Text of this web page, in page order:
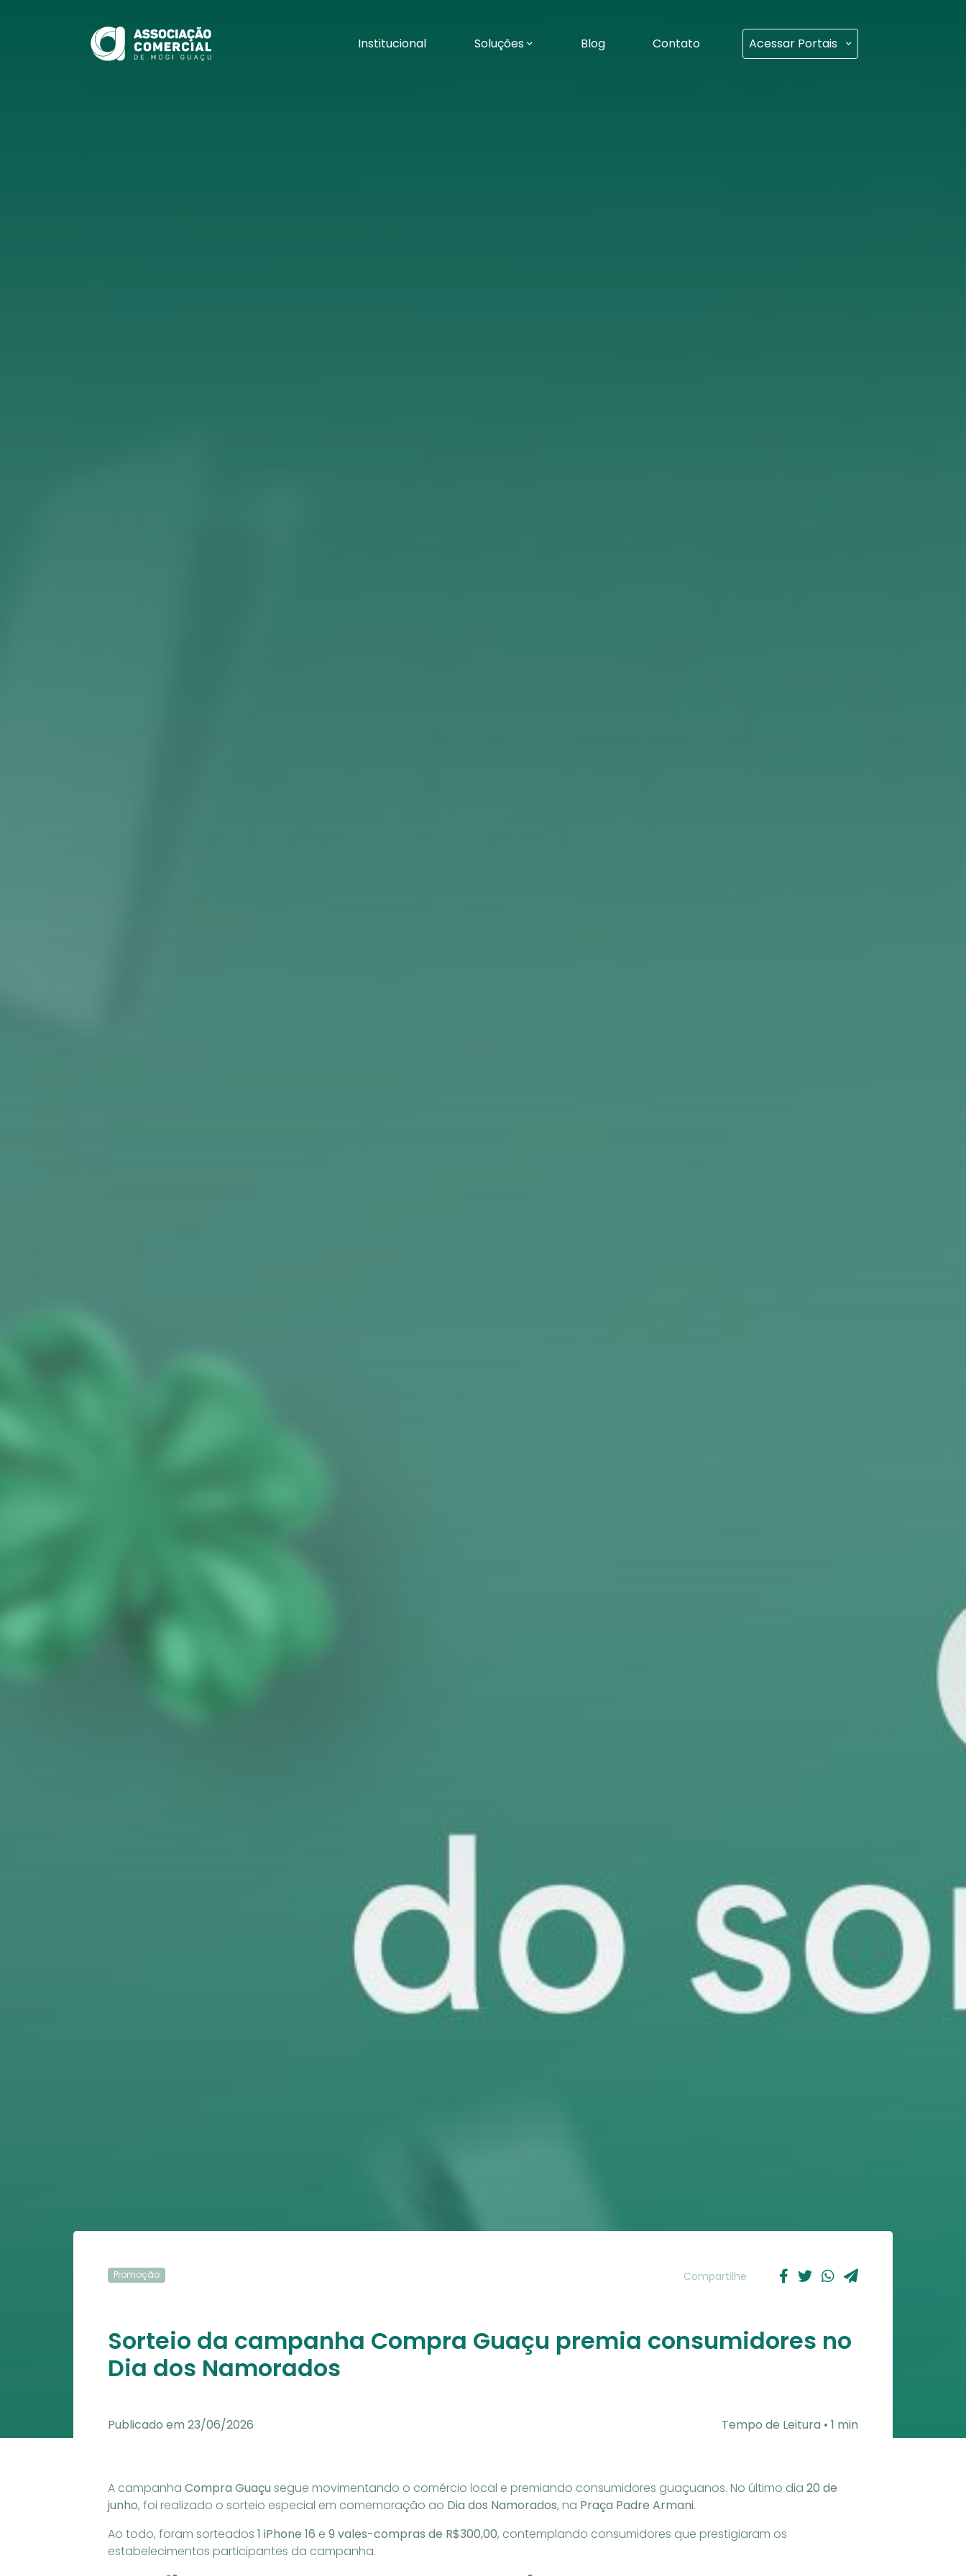
Institucional Soluções Blog Contato Acessar Portais
Promoção Compartilhe
Sorteio da campanha Compra Guaçu premia consumidores no
Dia dos Namorados
Publicado em 23/06/2026 Tempo de Leitura • 1 min
A campanha Compra Guaçu segue movimentando o comércio local e premiando consumidores guaçuanos. No último dia 20 de
junho, foi realizado o sorteio especial em comemoração ao Dia dos Namorados, na Praça Padre Armani.
Ao todo, foram sorteados 1 iPhone 16 e 9 vales-compras de R$300,00, contemplando consumidores que prestigiaram os
estabelecimentos participantes da campanha.